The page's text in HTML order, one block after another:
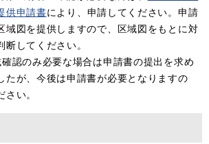
供申請書により、申請してください。申請
域図を提供しますので、区域図をもとに対
してください。
認のみ必要な場合は申請書の提出を求め
たが、今後は申請書が必要となりますの
い。